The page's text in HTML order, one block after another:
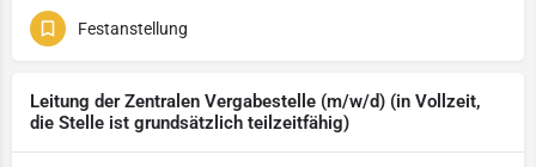
Festanstellung
Leitung der Zentralen Vergabestelle (m/w/d) (in Vollzeit,
die Stelle ist grundsätzlich teilzeitfähig)